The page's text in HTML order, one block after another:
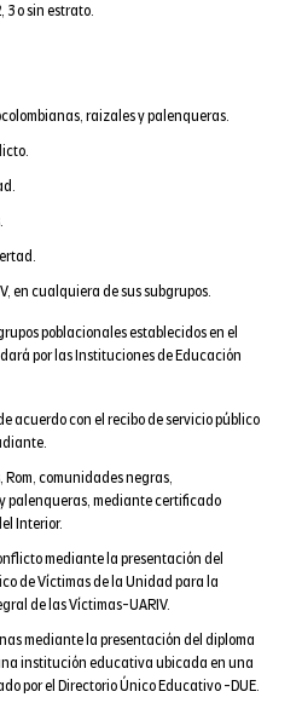
3 o sin estrato.
raizales y palenqueras.
en cualquiera de sus subgrupos.
poblacionales establecidos en el
por las Instituciones de Educación
acuerdo con el recibo de servicio público
comunidades negras,
palenqueras, mediante certificado
Interior.
mediante la presentación del
de Víctimas de la Unidad para la
de las Víctimas-UARIV.
mediante la presentación del diploma
institución educativa ubicada en una
por el Directorio Único Educativo -DUE.